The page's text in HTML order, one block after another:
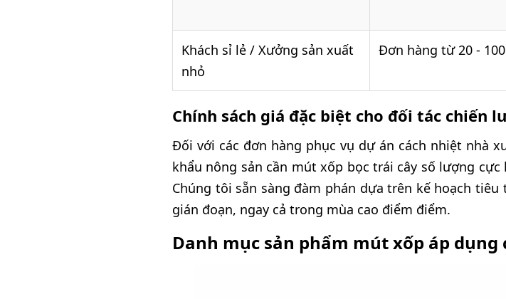
Khách sỉ lẻ / Xưởng sản xuất
nhỏ
Đơn hàng từ 20 -
Chính sách giá đặc biệt cho đối tác chiến
Đối với các đơn hàng phục vụ dự án cách nhiệt nhà
khẩu nông sản cần mút xốp bọc trái cây số lượng
Chúng tôi sẵn sàng đàm phán dựa trên kế hoạch
gián đoạn, ngay cả trong mùa cao điểm điểm.
Danh mục sản phẩm mút xốp áp dụng